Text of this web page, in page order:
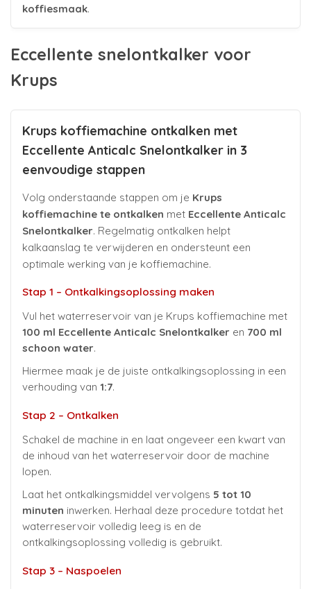
koffiesmaak.
Eccellente snelontkalker voor
Krups
Krups koffiemachine ontkalken met
Eccellente Anticalc Snelontkalker in 3
eenvoudige stappen
Volg onderstaande stappen om je Krups
koffiemachine te ontkalken met Eccellente Anticalc
Snelontkalker. Regelmatig ontkalken helpt
kalkaanslag te verwijderen en ondersteunt een
optimale werking van je koffiemachine.
Stap 1 – Ontkalkingsoplossing maken
Vul het waterreservoir van je Krups koffiemachine met
100 ml Eccellente Anticalc Snelontkalker en 700 ml
schoon water.
Hiermee maak je de juiste ontkalkingsoplossing in een
verhouding van 1:7.
Stap 2 – Ontkalken
Schakel de machine in en laat ongeveer een kwart van
de inhoud van het waterreservoir door de machine
lopen.
Laat het ontkalkingsmiddel vervolgens 5 tot 10
minuten inwerken. Herhaal deze procedure totdat het
waterreservoir volledig leeg is en de
ontkalkingsoplossing volledig is gebruikt.
Stap 3 – Naspoelen